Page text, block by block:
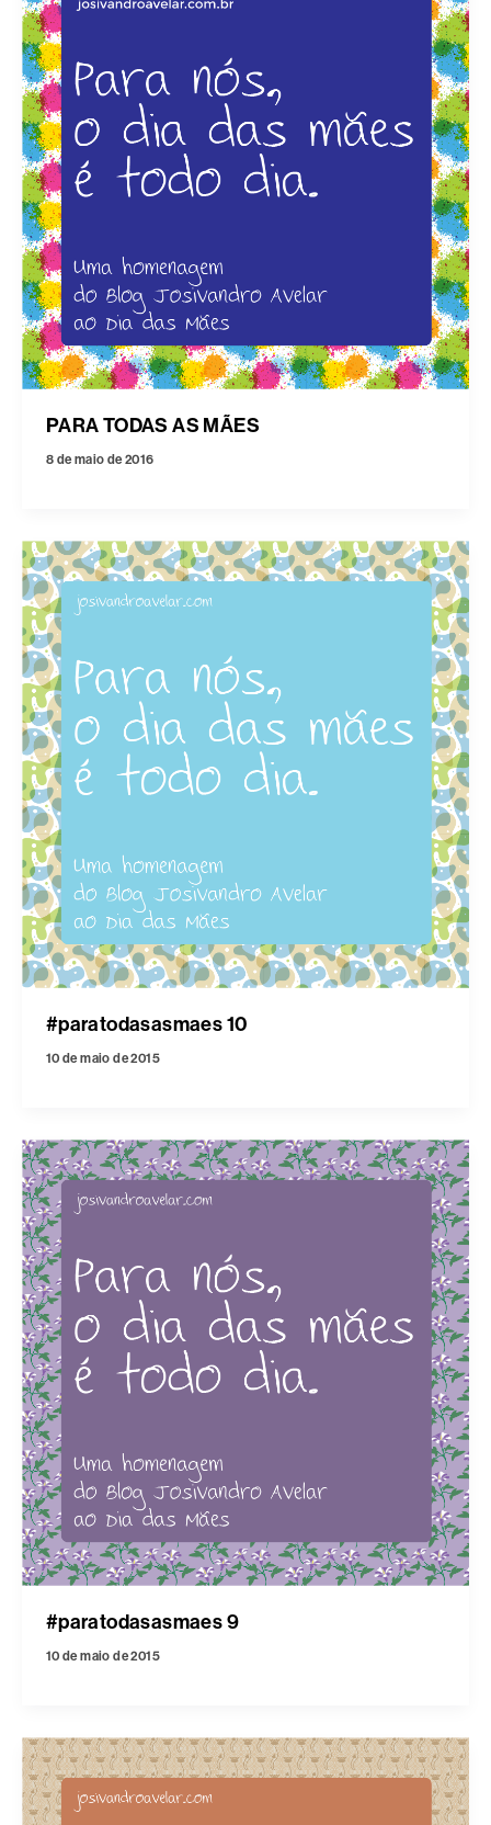
PARA TODAS AS MÃES
8 de maio de 2016
#paratodasasmaes 10
10 de maio de 2015
#paratodasasmaes 9
10 de maio de 2015